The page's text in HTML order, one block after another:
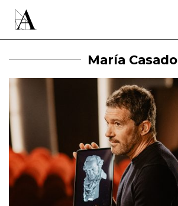
María Casado
ÚNETE A LA ACADEMIA DE CINE